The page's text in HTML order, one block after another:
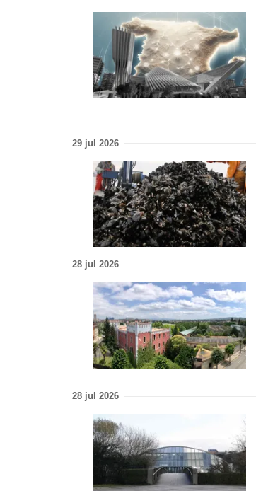
29 jul 2026
28 jul 2026
28 jul 2026